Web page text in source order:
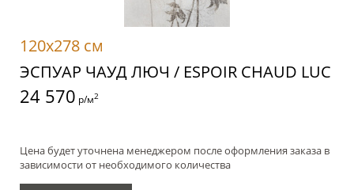
120x278 см
ЭСПУАР ЧАУД ЛЮЧ / ESPOIR CHAUD LUC
24 570 р/м2
Цена будет уточнена менеджером после оформления заказа в
зависимости от необходимого количества